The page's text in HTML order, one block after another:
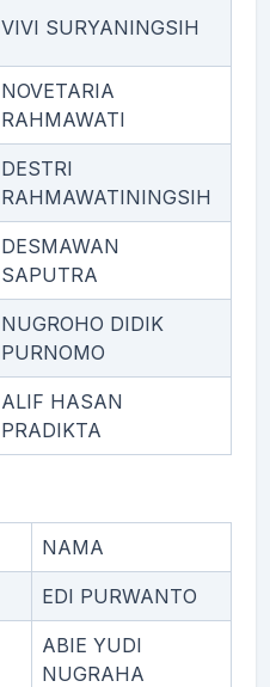
VIVI SURYANINGSIH
NOVETARIA
RAHMAWATI
DESTRI
RAHMAWATININGSIH
DESMAWAN
SAPUTRA
NUGROHO DIDIK
PURNOMO
ALIF HASAN
PRADIKTA
NAMA
EDI PURWANTO
ABIE YUDI
NUGRAHA